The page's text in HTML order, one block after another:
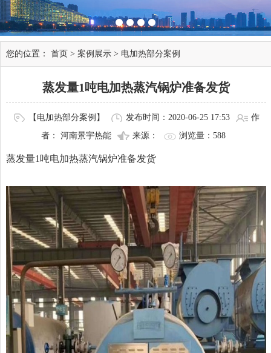
您的位置： 首页 > 案例展示> 电加热部分案例
蒸发量1吨电加热蒸汽锅炉准备发货
【电加热部分案例】 发布时间：2020-06-25 17:53
作
者： 河南景宇热能
来源： 浏览量： 588
蒸发量1吨电加热蒸汽锅炉准备发货